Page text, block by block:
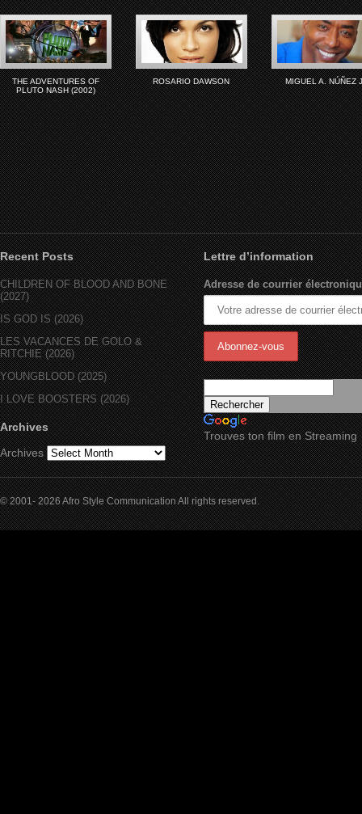
THE ADVENTURES OF
PLUTO NASH (2002)
ROSARIO DAWSON MIGUEL A. NÚÑEZ
Recent Posts
CHILDREN OF BLOOD AND BONE
(2027)
IS GOD IS (2026)
LES VACANCES DE GOLO &
RITCHIE (2026)
YOUNGBLOOD (2025)
I LOVE BOOSTERS (2026)
Archives
Archives
Lettre d’information
Adresse de courrier
Trouves ton film en Streaming
© 2001- 2026 Afro Style Communication All rights reserved.